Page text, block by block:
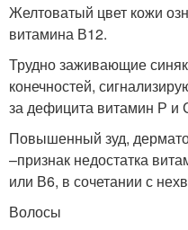
Желтоватый цвет кожи
витамина В12.
Трудно заживающие
конечностей,
за дефицита витамин Р и
Повышенный зуд,
–признак недостатка
или В6, в сочетании с
Волосы